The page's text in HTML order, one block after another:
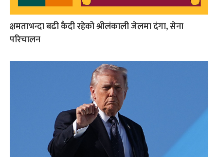
क्षमताभन्दा बढी कैदी रहेको श्रीलंकाली जेलमा दंगा, सेना
परिचालन